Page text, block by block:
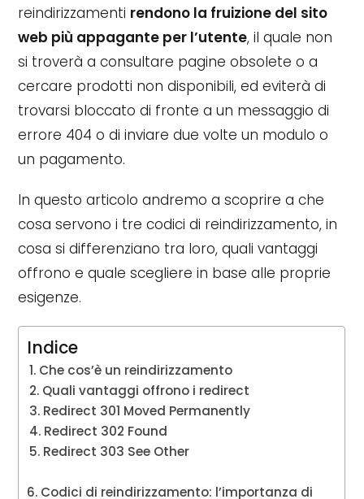
reindirizzamenti rendono la fruizione del sito
web più appagante per l’utente, il quale non
si troverà a consultare pagine obsolete o a
cercare prodotti non disponibili, ed eviterà di
trovarsi bloccato di fronte a un messaggio di
errore 404 o di inviare due volte un modulo o
un pagamento.
In questo articolo andremo a scoprire a che
cosa servono i tre codici di reindirizzamento, in
cosa si differenziano tra loro, quali vantaggi
offrono e quale scegliere in base alle proprie
esigenze.
Indice
Che cos’è un reindirizzamento
Quali vantaggi offrono i redirect
Redirect 301 Moved Permanently
Redirect 302 Found
Redirect 303 See Other
Codici di reindirizzamento: l’importanza di